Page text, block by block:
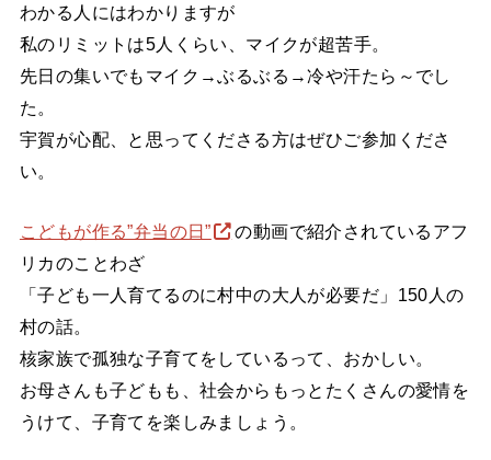
わかる人にはわかりますが
私のリミットは5人くらい、マイクが超苦手。
先日の集いでもマイク→ぶるぶる→冷や汗たら～でし
た。
宇賀が心配、と思ってくださる方はぜひご参加くださ
い。
こどもが作る”弁当の日”
の動画で紹介されているアフ
リカのことわざ
「子ども一人育てるのに村中の大人が必要だ」150人の
村の話。
核家族で孤独な子育てをしているって、おかしい。
お母さんも子どもも、社会からもっとたくさんの愛情を
うけて、子育てを楽しみましょう。